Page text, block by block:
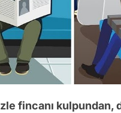
fincanı kulpundan,